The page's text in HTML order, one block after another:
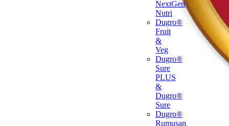
NextGen
Nutri
Dugro®
Fruit
&
Veg
Dugro®
Sure
PLUS
&
Dugro®
Sure
Dugro®
Rumusan